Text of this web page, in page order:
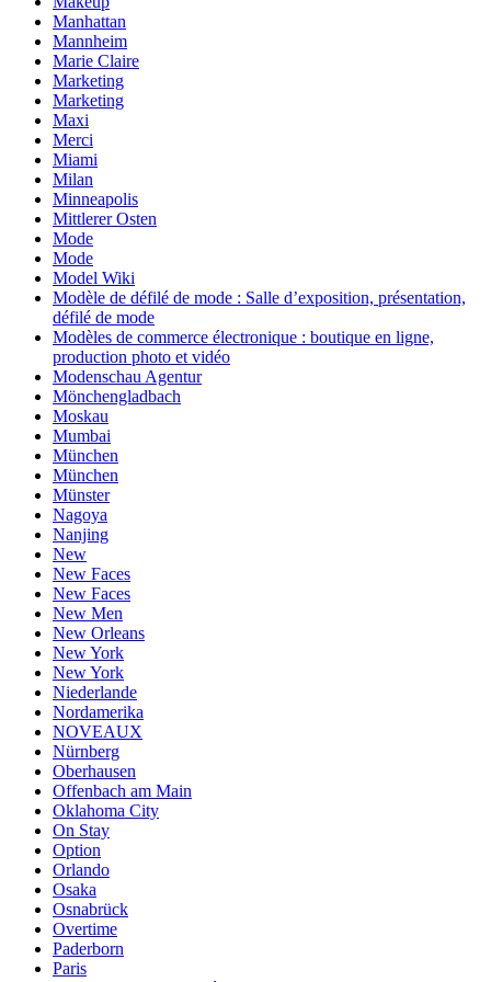
Manhattan
Mannheim
Marie Claire
Marketing
Marketing
Maxi
Merci
Miami
Milan
Minneapolis
Mittlerer Osten
Mode
Mode
Model Wiki
Modèle de défilé de mode : Salle d’exposition, présentation,
défilé de mode
Modèles de commerce électronique : boutique en ligne,
production photo et vidéo
Modenschau Agentur
Mönchengladbach
Moskau
Mumbai
München
München
Münster
Nagoya
Nanjing
New
New Faces
New Faces
New Men
New Orleans
New York
New York
Niederlande
Nordamerika
NOVEAUX
Nürnberg
Oberhausen
Offenbach am Main
Oklahoma City
On Stay
Option
Orlando
Osaka
Osnabrück
Overtime
Paderborn
Paris